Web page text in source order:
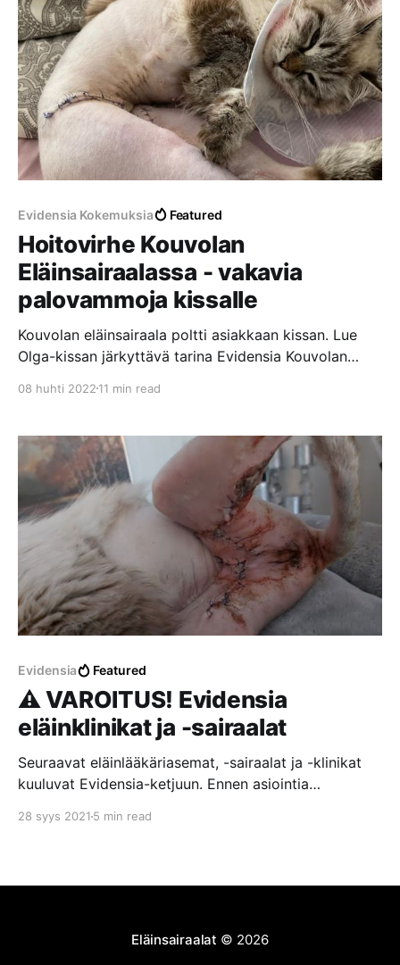
tarjoamaan mahdollisuus siirtyä töihin Kouvolan
eläinsairaalaan.Kymen SanomatJohanna
VehkaluotoHoitovirhe Kouvolan eläinsairaalassa – Lue
Olga-kissan tarinaKouvolan eläinsairaala poltti
asiakkaan
Evidensia Kokemuksia Featured
Hoitovirhe Kouvolan
Eläinsairaalassa - vakavia
palovammoja kissalle
Kouvolan eläinsairaala poltti asiakkaan kissan. Lue
Olga-kissan järkyttävä tarina Evidensia Kouvolan
aiheutui vakavia palovammoja laajalle alueelle.
08 huhti 2022 11 min read
Evidensia Featured
⚠️ VAROITUS! Evidensia
eläinklinikat ja -sairaalat
Seuraavat eläinlääkäriasemat, -sairaalat ja -klinikat
kuuluvat Evidensia-ketjuun. Ennen asiointia
asiakkaiden kokemuksia ja arvosteluita. Lisäksi
esimerkiksi lukemalla tämän järkyttävän
28 syys 2021 5 min read
Eläinsairaalat © 2026